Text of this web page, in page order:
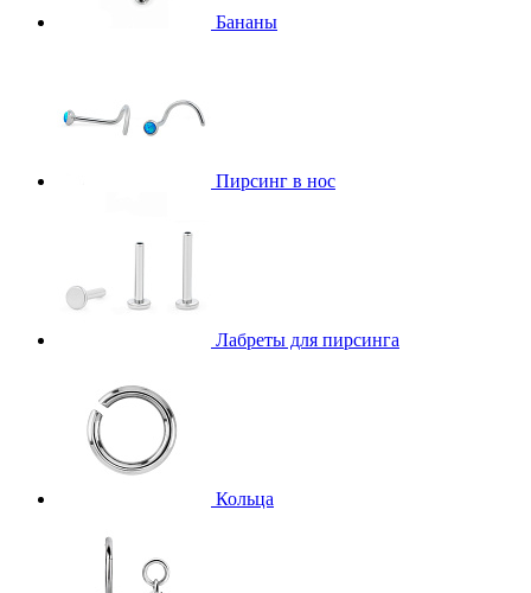
Бананы
Пирсинг в нос
Лабреты для пирсинга
Кольца